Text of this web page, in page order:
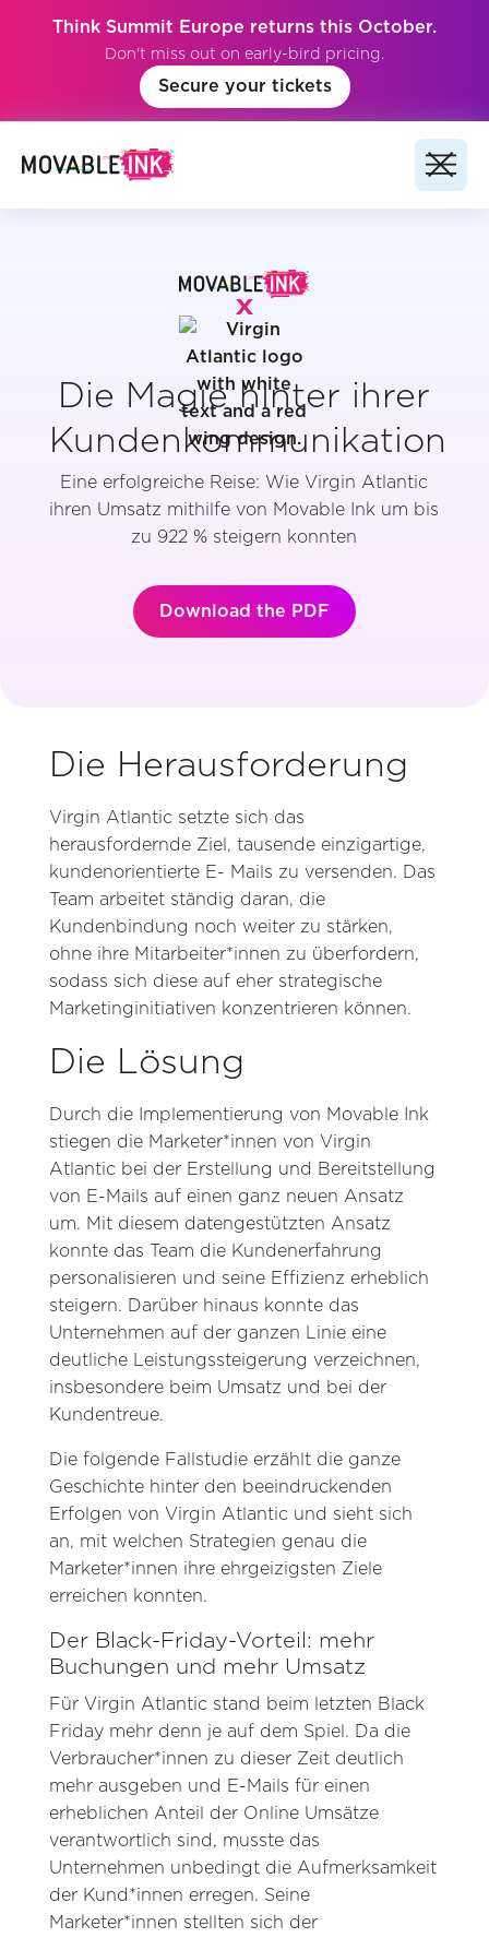
Think Summit Europe returns this October.
Don't miss out on early-bird pricing.
Secure your tickets
Die Magie hinter ihrer
Kundenkommunikation
Eine erfolgreiche Reise: Wie Virgin Atlantic
ihren Umsatz mithilfe von Movable Ink um bis
zu 922 % steigern konnten
Download the PDF
Die Herausforderung
Virgin Atlantic setzte sich das
herausfordernde Ziel, tausende einzigartige,
kundenorientierte E- Mails zu versenden. Das
Team arbeitet ständig daran, die
Kundenbindung noch weiter zu stärken,
ohne ihre Mitarbeiter*innen zu überfordern,
sodass sich diese auf eher strategische
Marketinginitiativen konzentrieren können.
Die Lösung
Durch die Implementierung von Movable Ink
stiegen die Marketer*innen von Virgin
Atlantic bei der Erstellung und Bereitstellung
von E-Mails auf einen ganz neuen Ansatz
um. Mit diesem datengestützten Ansatz
konnte das Team die Kundenerfahrung
personalisieren und seine Effizienz erheblich
steigern. Darüber hinaus konnte das
Unternehmen auf der ganzen Linie eine
deutliche Leistungssteigerung verzeichnen,
insbesondere beim Umsatz und bei der
Kundentreue.
Die folgende Fallstudie erzählt die ganze
Geschichte hinter den beeindruckenden
Erfolgen von Virgin Atlantic und sieht sich
an, mit welchen Strategien genau die
Marketer*innen ihre ehrgeizigsten Ziele
erreichen konnten.
Der Black-Friday-Vorteil: mehr
Buchungen und mehr Umsatz
Für Virgin Atlantic stand beim letzten Black
Friday mehr denn je auf dem Spiel. Da die
Verbraucher*innen zu dieser Zeit deutlich
mehr ausgeben und E-Mails für einen
erheblichen Anteil der Online Umsätze
verantwortlich sind, musste das
Unternehmen unbedingt die Aufmerksamkeit
der Kund*innen erregen. Seine
Marketer*innen stellten sich der